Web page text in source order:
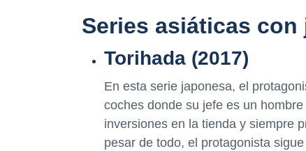
Series asiáticas con
Torihada (2017)
En esta serie japonesa, el
coches donde su jefe es un
inversiones en la tienda y siempre
pesar de todo, el protagonista